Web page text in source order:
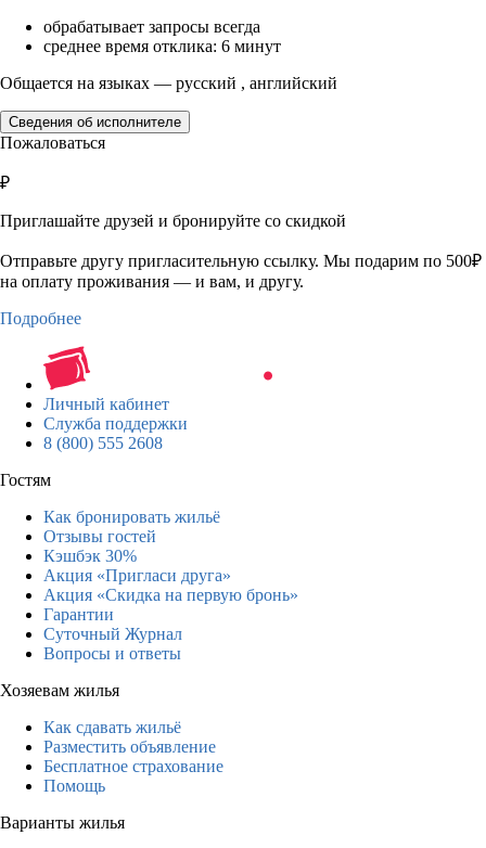
обрабатывает запросы всегда
среднее время отклика: 6 минут
Общается на языках — русский , английский
Сведения об исполнителе
Пожаловаться
₽
Приглашайте друзей и бронируйте со скидкой
Отправьте другу пригласительную ссылку. Мы подарим по 500₽
на оплату проживания — и вам, и другу.
Подробнее
Личный кабинет
Служба поддержки
8 (800) 555 2608
Гостям
Как бронировать жильё
Отзывы гостей
Кэшбэк 30%
Акция «Пригласи друга»
Акция «Скидка на первую бронь»
Гарантии
Суточный Журнал
Вопросы и ответы
Хозяевам жилья
Как сдавать жильё
Разместить объявление
Бесплатное страхование
Помощь
Варианты жилья